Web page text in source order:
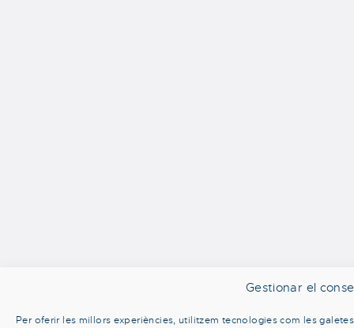
Gestionar el
Per oferir les millors experiències, utilitzem tecnologies com les